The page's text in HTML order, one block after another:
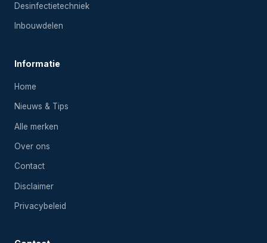
Desinfectietechniek
Inbouwdelen
Informatie
Home
Nieuws & Tips
Alle merken
Over ons
Contact
Disclaimer
Privacybeleid